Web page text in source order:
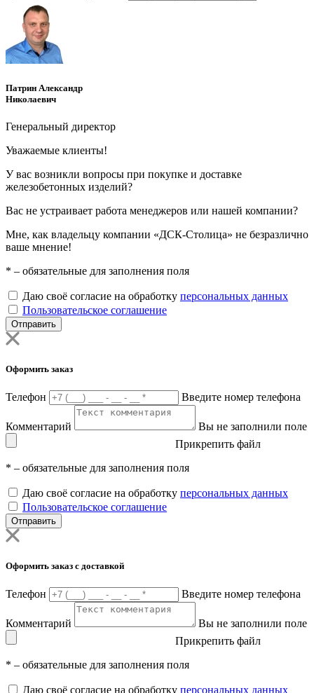
Патрин Александр
Николаевич
Генеральный директор
Уважаемые клиенты!
У вас возникли вопросы при покупке и доставке
железобетонных изделий?
Вас не устраивает работа менеджеров или нашей компании?
Мне, как владельцу компании «ДСК-Столица» не безразлично
ваше мнение!
* – обязательные для заполнения поля
Даю своё согласие на обработку персональных данных
Пользовательское соглашение
Отправить
Оформить заказ
Телефон Введите номер телефона
Комментарий
Вы не заполнили поле
Прикрепить файл
* – обязательные для заполнения поля
Даю своё согласие на обработку персональных данных
Пользовательское соглашение
Отправить
Оформить заказ с доставкой
Телефон Введите номер телефона
Комментарий
Вы не заполнили поле
Прикрепить файл
* – обязательные для заполнения поля
Даю своё согласие на обработку персональных данных